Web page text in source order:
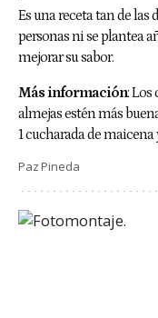
Es una receta tan de las
personas ni se plantea
mejorar su sabor.
Más información:Los
almejas estén más
1 cucharada de maicena
Paz Pineda